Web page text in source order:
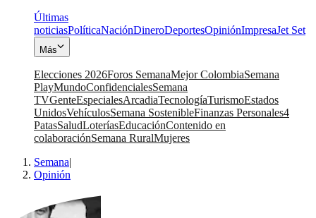
Últimas
noticiasPolíticaNaciónDineroDeportesOpiniónImpresaJet Set
Más
Elecciones 2026Foros SemanaMejor ColombiaSemana
PlayMundoConfidencialesSemana
TVGenteEspecialesArcadiaTecnologíaTurismoEstados
UnidosVehículosSemana SostenibleFinanzas Personales4
PatasSaludLoteríasEducaciónContenido en
colaboraciónSemana RuralMujeres
Semana|
Opinión